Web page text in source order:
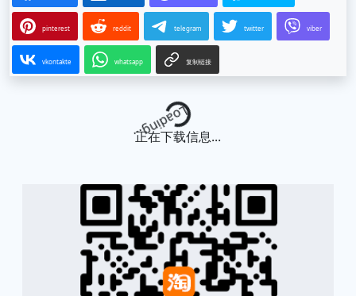
pinterest reddit telegram twitter viber
vkontakte whatsapp 复制链接
Loading...
正在下载信息...